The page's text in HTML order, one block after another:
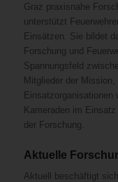
Graz praxisnahe
unterstützt
Einsätzen. Sie bildet
Forschung und
Spannungsfeld
Mitglieder der
Einsatzorganisationen
Kameraden im
der Forschung.
Aktuelle
Aktuell beschäftigt